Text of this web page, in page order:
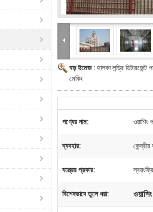
বড় ইমেজ : হালকা লন্ড্রি
মেকিং
পণ্যের নাম: ওয়াশিং
ব্যবহার:
যন্ত্রের প্রকার:
বিশেষভাবে তুলে ধরা: